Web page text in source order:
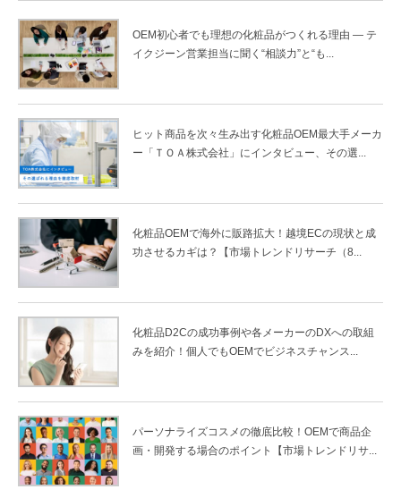
OEM初心者でも理想の化粧品がつくれる理由 ― テ
イクジーン営業担当に聞く“相談力”と“も...
ヒット商品を次々生み出す化粧品OEM最大手メーカ
ー「ＴＯＡ株式会社」にインタビュー、その選...
化粧品OEMで海外に販路拡大！越境ECの現状と成
功させるカギは？【市場トレンドリサーチ（8...
化粧品D2Cの成功事例や各メーカーのDXへの取組
みを紹介！個人でもOEMでビジネスチャンス...
パーソナライズコスメの徹底比較！OEMで商品企
画・開発する場合のポイント【市場トレンドリサ...